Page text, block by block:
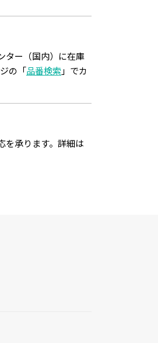
ター（国内）に在庫
の「 品番検索 」でカ
を承ります。詳細は